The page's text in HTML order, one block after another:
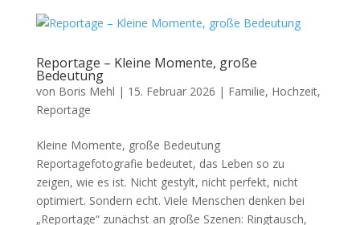
Reportage – Kleine Momente, große
Bedeutung
von Boris Mehl | 15. Februar 2026 | Familie, Hochzeit,
Reportage
Kleine Momente, große Bedeutung
Reportagefotografie bedeutet, das Leben so zu
zeigen, wie es ist. Nicht gestylt, nicht perfekt, nicht
optimiert. Sondern echt. Viele Menschen denken bei
„Reportage“ zunächst an große Szenen: Ringtausch,